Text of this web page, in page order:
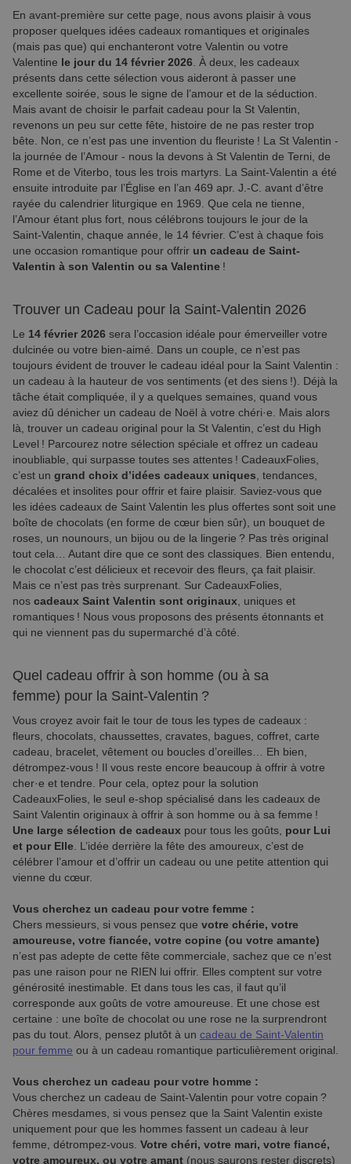
En avant-première sur cette page, nous avons plaisir à vous
proposer quelques idées cadeaux romantiques et originales
(mais pas que) qui enchanteront votre Valentin ou votre
Valentine le jour du 14 février 2026 . À deux, les cadeaux
présents dans cette sélection vous aideront à passer une
excellente soirée, sous le signe de l’amour et de la séduction.
Mais avant de choisir le parfait cadeau pour la St Valentin,
revenons un peu sur cette fête, histoire de ne pas rester trop
bête. Non, ce n’est pas une invention du fleuriste ! La St Valentin -
la journée de l’Amour - nous la devons à St Valentin de Terni, de
Rome et de Viterbo, tous les trois martyrs. La Saint-Valentin a été
ensuite introduite par l’Église en l’an 469 apr. J.-C. avant d’être
rayée du calendrier liturgique en 1969. Que cela ne tienne,
l’Amour étant plus fort, nous célébrons toujours le jour de la
Saint-Valentin, chaque année, le 14 février. C’est à chaque fois
une occasion romantique pour offrir un cadeau de Saint-
Valentin à son Valentin ou sa Valentine !
Trouver un Cadeau pour la Saint-Valentin 2026
Le 14 février 2026 sera l’occasion idéale pour émerveiller votre
dulcinée ou votre bien-aimé. Dans un couple, ce n’est pas
toujours évident de trouver le cadeau idéal pour la Saint Valentin :
un cadeau à la hauteur de vos sentiments (et des siens !). Déjà la
tâche était compliquée, il y a quelques semaines, quand vous
aviez dû dénicher un cadeau de Noël à votre chéri·e. Mais alors
là, trouver un cadeau original pour la St Valentin, c’est du High
Level ! Parcourez notre sélection spéciale et offrez un cadeau
inoubliable, qui surpasse toutes ses attentes ! CadeauxFolies,
c’est un grand choix d’idées cadeaux uniques , tendances,
décalées et insolites pour offrir et faire plaisir. Saviez-vous que
les idées cadeaux de Saint Valentin les plus offertes sont soit une
boîte de chocolats (en forme de cœur bien sûr), un bouquet de
roses, un nounours, un bijou ou de la lingerie ? Pas très original
tout cela… Autant dire que ce sont des classiques. Bien entendu,
le chocolat c’est délicieux et recevoir des fleurs, ça fait plaisir.
Mais ce n’est pas très surprenant. Sur CadeauxFolies,
nos cadeaux Saint Valentin sont originaux , uniques et
romantiques ! Nous vous proposons des présents étonnants et
qui ne viennent pas du supermarché d’à côté.
Quel cadeau offrir à son homme (ou à sa
femme) pour la Saint-Valentin ?
Vous croyez avoir fait le tour de tous les types de cadeaux :
fleurs, chocolats, chaussettes, cravates, bagues, coffret, carte
cadeau, bracelet, vêtement ou boucles d’oreilles… Eh bien,
détrompez-vous ! Il vous reste encore beaucoup à offrir à votre
cher·e et tendre. Pour cela, optez pour la solution
CadeauxFolies, le seul e-shop spécialisé dans les cadeaux de
Saint Valentin originaux à offrir à son homme ou à sa femme !
Une large sélection de cadeaux pour tous les goûts, pour Lui
et pour Elle . L’idée derrière la fête des amoureux, c’est de
célébrer l’amour et d’offrir un cadeau ou une petite attention qui
vienne du cœur.
Vous cherchez un cadeau pour votre femme :
Chers messieurs, si vous pensez que votre chérie, votre
amoureuse, votre fiancée, votre copine (ou votre amante)
n’est pas adepte de cette fête commerciale, sachez que ce n’est
pas une raison pour ne RIEN lui offrir. Elles comptent sur votre
générosité inestimable. Et dans tous les cas, il faut qu’il
corresponde aux goûts de votre amoureuse. Et une chose est
certaine : une boîte de chocolat ou une rose ne la surprendront
pas du tout. Alors, pensez plutôt à un cadeau de Saint-Valentin
pour femme ou à un cadeau romantique particulièrement original.
Vous cherchez un cadeau pour votre homme :
Vous cherchez un cadeau de Saint-Valentin pour votre copain ?
Chères mesdames, si vous pensez que la Saint Valentin existe
uniquement pour que les hommes fassent un cadeau à leur
femme, détrompez-vous. Votre chéri, votre mari, votre fiancé,
votre amoureux, ou votre amant (nous saurons rester discrets)